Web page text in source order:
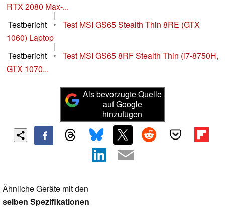
RTX 2080 Max-...
|
Testbericht
•
Test MSI GS65 Stealth Thin 8RE (GTX
1060) Laptop
|
Testbericht
•
Test MSI GS65 8RF Stealth Thin (i7-8750H,
GTX 1070...
Als bevorzugte Quelle
auf Google
hinzufügen
Ähnliche Geräte mit den
selben Spezifikationen